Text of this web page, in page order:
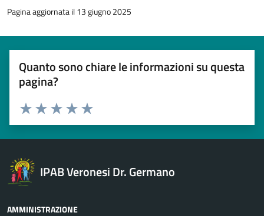
Pagina aggiornata il 13 giugno 2025
Quanto sono chiare le informazioni su questa
pagina?
Esprimi una valutazione
Valuta 5 stelle su 5
Valuta 4 stelle su 5
Valuta 3 stelle su 5
Valuta 2 stelle su 5
Valuta 1 stelle su 5
IPAB Veronesi Dr. Germano
AMMINISTRAZIONE